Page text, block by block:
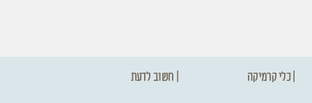
| כלי קרמיקה | חשוב לדעת